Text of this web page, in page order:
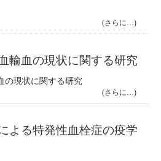
(さらに…)
輸血の現状に関する研究
の現状に関する研究
(さらに…)
よる特発性血栓症の疫学